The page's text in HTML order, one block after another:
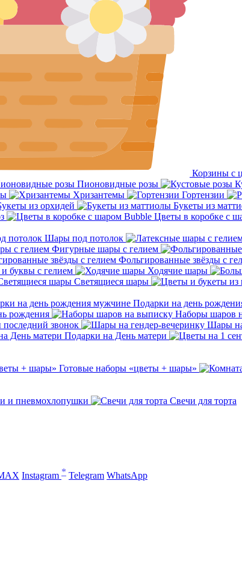
Корзины с
Пионовидные розы
Хризантемы Гортензии
из орхидей Букеты из
Цветы в коробке с
Шары под потолок
Фигурные шары с гелием
Фольгированные звёзды с
буквы с гелием Ходячие шары
Светящиеся шары
Подарки на день
рождения
Наборы шаров
звонок
Шары
Подарки на День матери
Готовые наборы «цветы + шары»
и пневмохлопушки
Свечи для торта
Instagram * Telegram WhatsApp